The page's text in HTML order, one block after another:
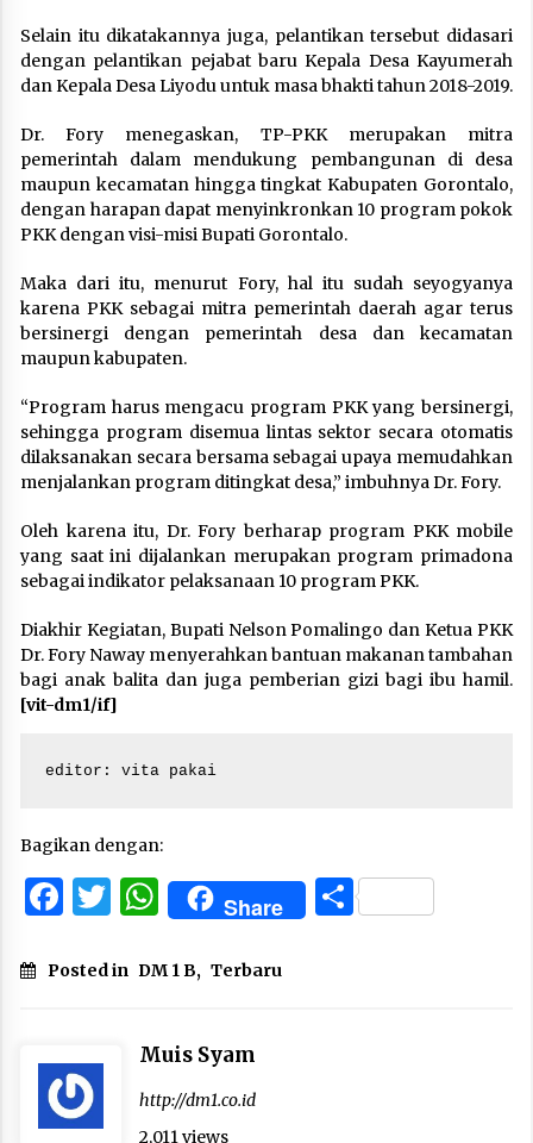
Selain itu dikatakannya juga, pelantikan tersebut didasari
dengan pelantikan pejabat baru Kepala Desa Kayumerah
dan Kepala Desa Liyodu untuk masa bhakti tahun 2018-2019.
Dr. Fory menegaskan, TP-PKK merupakan mitra
pemerintah dalam mendukung pembangunan di desa
maupun kecamatan hingga tingkat Kabupaten Gorontalo,
dengan harapan dapat menyinkronkan 10 program pokok
PKK dengan visi-misi Bupati Gorontalo.
Maka dari itu, menurut Fory, hal itu sudah seyogyanya
karena PKK sebagai mitra pemerintah daerah agar terus
bersinergi dengan pemerintah desa dan kecamatan
maupun kabupaten.
“Program harus mengacu program PKK yang bersinergi,
sehingga program disemua lintas sektor secara otomatis
dilaksanakan secara bersama sebagai upaya memudahkan
menjalankan program ditingkat desa,” imbuhnya Dr. Fory.
Oleh karena itu, Dr. Fory berharap program PKK mobile
yang saat ini dijalankan merupakan program primadona
sebagai indikator pelaksanaan 10 program PKK.
Diakhir Kegiatan, Bupati Nelson Pomalingo dan Ketua PKK
Dr. Fory Naway menyerahkan bantuan makanan tambahan
bagi anak balita dan juga pemberian gizi bagi ibu hamil.
[vit-dm1/if]
editor: vita pakai
Bagikan dengan:
Facebook
Twitter
WhatsApp
Share Share
Posted in DM 1 B, Terbaru
Muis Syam
http://dm1.co.id
2,011 views